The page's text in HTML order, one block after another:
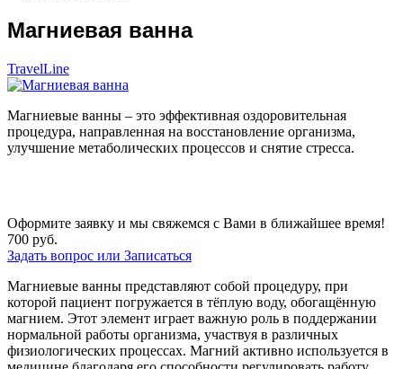
Магниевая ванна
TravelLine
Магниевые ванны – это эффективная оздоровительная
процедура, направленная на восстановление организма,
улучшение метаболических процессов и снятие стресса.
Оформите заявку и мы свяжемся с Вами в ближайшее время!
700 руб.
Задать вопрос или Записаться
Магниевые ванны представляют собой процедуру, при
которой пациент погружается в тёплую воду, обогащённую
магнием. Этот элемент играет важную роль в поддержании
нормальной работы организма, участвуя в различных
физиологических процессах. Магний активно используется в